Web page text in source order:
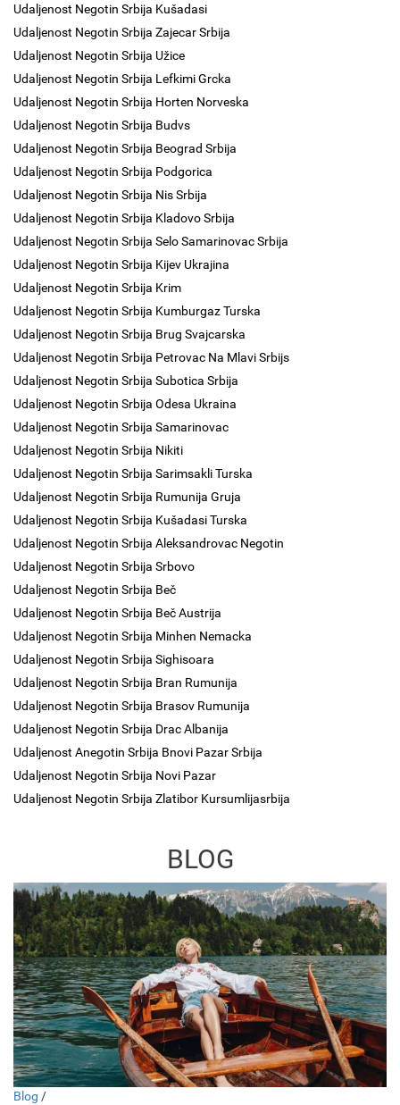
Udaljenost Negotin Srbija Kušadasi
Udaljenost Negotin Srbija Zajecar Srbija
Udaljenost Negotin Srbija Užice
Udaljenost Negotin Srbija Lefkimi Grcka
Udaljenost Negotin Srbija Horten Norveska
Udaljenost Negotin Srbija Budvs
Udaljenost Negotin Srbija Beograd Srbija
Udaljenost Negotin Srbija Podgorica
Udaljenost Negotin Srbija Nis Srbija
Udaljenost Negotin Srbija Kladovo Srbija
Udaljenost Negotin Srbija Selo Samarinovac Srbija
Udaljenost Negotin Srbija Kijev Ukrajina
Udaljenost Negotin Srbija Krim
Udaljenost Negotin Srbija Kumburgaz Turska
Udaljenost Negotin Srbija Brug Svajcarska
Udaljenost Negotin Srbija Petrovac Na Mlavi Srbijs
Udaljenost Negotin Srbija Subotica Srbija
Udaljenost Negotin Srbija Odesa Ukraina
Udaljenost Negotin Srbija Samarinovac
Udaljenost Negotin Srbija Nikiti
Udaljenost Negotin Srbija Sarimsakli Turska
Udaljenost Negotin Srbija Rumunija Gruja
Udaljenost Negotin Srbija Kušadasi Turska
Udaljenost Negotin Srbija Aleksandrovac Negotin
Udaljenost Negotin Srbija Srbovo
Udaljenost Negotin Srbija Beč
Udaljenost Negotin Srbija Beč Austrija
Udaljenost Negotin Srbija Minhen Nemacka
Udaljenost Negotin Srbija Sighisoara
Udaljenost Negotin Srbija Bran Rumunija
Udaljenost Negotin Srbija Brasov Rumunija
Udaljenost Negotin Srbija Drac Albanija
Udaljenost Anegotin Srbija Bnovi Pazar Srbija
Udaljenost Negotin Srbija Novi Pazar
Udaljenost Negotin Srbija Zlatibor Kursumlijasrbija
BLOG
Blog /